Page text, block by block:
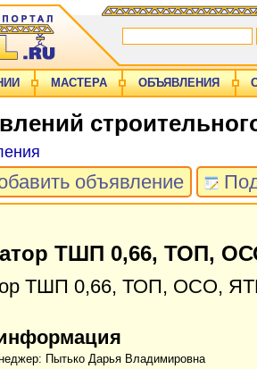
МАСТЕРА ОБЪЯВЛЕНИЯ
объявление
ТШП 0,66, ТОП,
ТШП 0,66, ТОП, ОСО,
Пытько Дарья Владимировна